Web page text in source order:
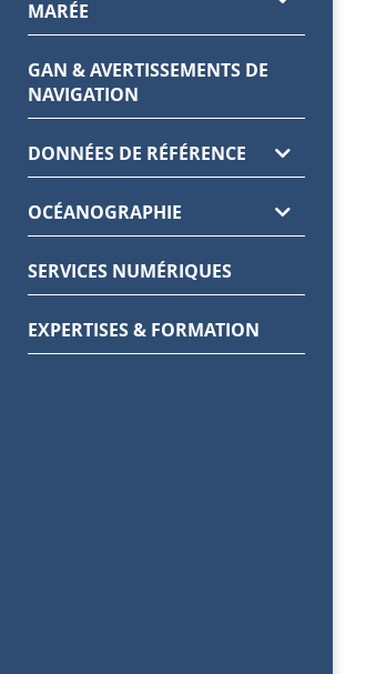
MARÉE
GAN & AVERTISSEMENTS DE
NAVIGATION
DONNÉES DE RÉFÉRENCE
OCÉANOGRAPHIE
SERVICES NUMÉRIQUES
EXPERTISES & FORMATION